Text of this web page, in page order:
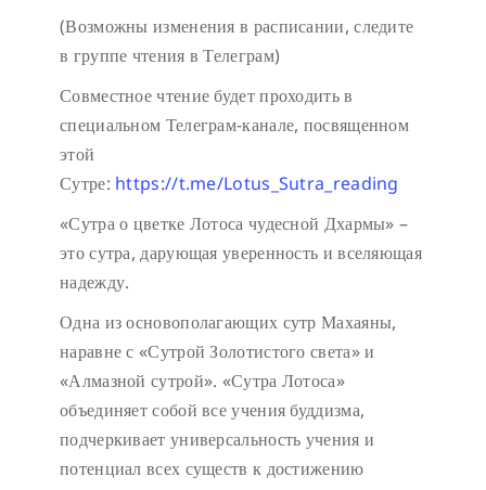
(Возможны изменения в расписании, следите
в группе чтения в Телеграм)
Совместное чтение будет проходить в
специальном Телеграм-канале, посвященном
этой
Сутре: https://t.me/Lotus_Sutra_reading
«Сутра о цветке Лотоса чудесной Дхармы» –
это сутра, дарующая уверенность и вселяющая
надежду.
Одна из основополагающих сутр Махаяны,
наравне с «Сутрой Золотистого света» и
«Алмазной сутрой». «Сутра Лотоса»
объединяет собой все учения буддизма,
подчеркивает универсальность учения и
потенциал всех существ к достижению